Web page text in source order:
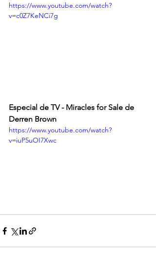
https://www.youtube.com/watch?
v=c0Z7KeNCi7g
Especial de TV - Miracles for Sale de
Derren Brown
https://www.youtube.com/watch?
v=iuP5uOI7Xwc